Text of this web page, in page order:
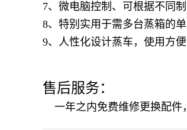
7、微电脑控制、可根据不同
8、特别实用于需多台蒸箱的
9、人性化设计蒸车，使用方
售后服务：
一年之内免费维修更换配件